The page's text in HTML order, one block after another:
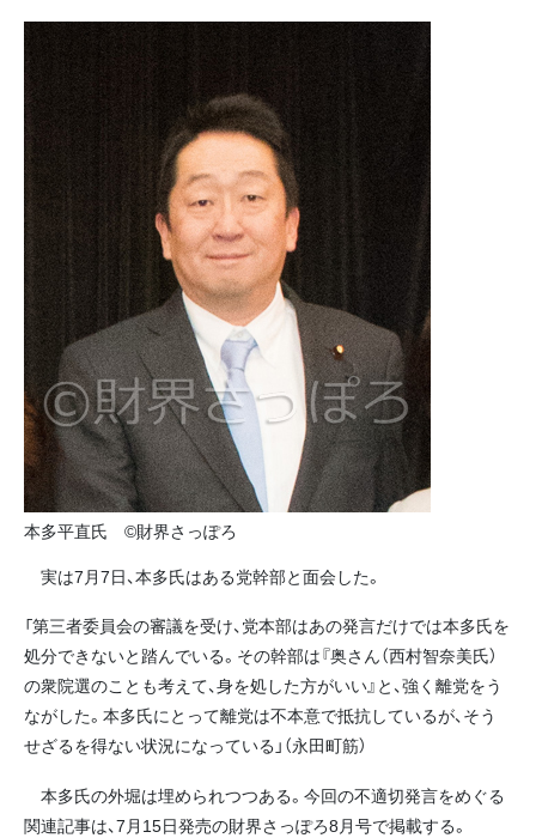
本多平直氏 ©財界さっぽろ
実は7月7日、本多氏はある党幹部と面会した。
「第三者委員会の審議を受け、党本部はあの発言だけでは本多氏を
処分できないと踏んでいる。その幹部は『奥さん（西村智奈美氏）
の衆院選のことも考えて、身を処した方がいい』と、強く離党をう
ながした。本多氏にとって離党は不本意で抵抗しているが、そう
せざるを得ない状況になっている」（永田町筋）
本多氏の外堀は埋められつつある。今回の不適切発言をめぐる
関連記事は、7月15日発売の財界さっぽろ8月号で掲載する。